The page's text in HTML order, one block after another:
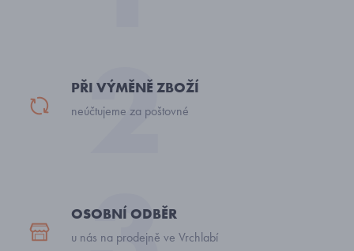
PŘI VÝMĚNĚ ZBOŽÍ
neúčtujeme za poštovné
OSOBNÍ ODBĚR
u nás na prodejně ve Vrchlabí